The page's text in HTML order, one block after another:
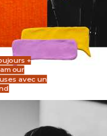
+
avec un